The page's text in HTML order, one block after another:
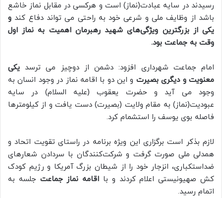
رسیدند در سایه عبادت(نماز) است و هرکسی در مقابل نماز خاشع
باشد از وظایف ملی و شرعی خود به راحتی می تواند دفاع کند و
یکی از بزرگترین ویژگی‌های شهید رهبرمان اهمیت به نماز اول
وقت به جماعت بود.
امام جماعت شهرداری افزود: دشمن از دوچیز می ترسد یکی
معنویت و دیگری بصیرت و این دو با اقامه نماز در وجود انسان به
وجود می آید و حضرت یعقوب (علیه السلام) در سایه
عبودیت(نماز) به مقام ولایت (بصیرت) دست یافت و از کیلومترها
فاصله بوی یوسف را استشمام کرد.
لازم بذکر است برگزاری این ویژه برنامه در راستای تقویت اتحاد و
همدلی ملی صورت گرفت و شرکت‌کنندگان با سردادن شعارهای
ضداستکباری، انزجار خود را از شیطان بزرگ آمریکا و رژیم کودک
کش صهیونیستی اعلام کردند و با اقامه نماز جماعت جلسه به
اتمام رسید.